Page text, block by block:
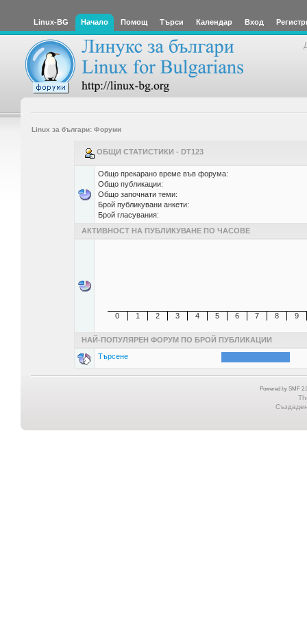
Linux-BG Начало Помощ Търси Календар Вход
Linux за българи: Форуми
ОБЩИ СТАТИСТИКИ - DT123
Общо прекарано време във форума:
Общо публикации:
Общо започнати теми:
Брой публикувани анкети:
Брой гласувания:
АКТИВНОСТ НА ПУБЛИКУВАНЕ ПО ЧАСОВЕ
0 1 2 3 4 5 6 7 8 9
НАЙ-ПОПУЛЯРЕН ФОРУМ ПО БРОЙ ПУБЛИКАЦИИ
Търсене
Powered by SMF